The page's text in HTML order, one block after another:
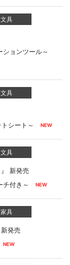
文具
ョンツール～
文具
シート～
文具
新発売
チ付き～
家具
発売